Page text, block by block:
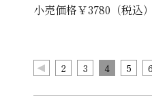
小売価格￥3780（税込
2 3 4 5